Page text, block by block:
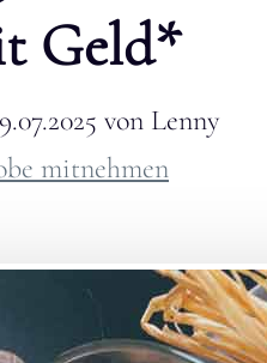
Geld*
9.07.2025 von Lenny
mitnehmen